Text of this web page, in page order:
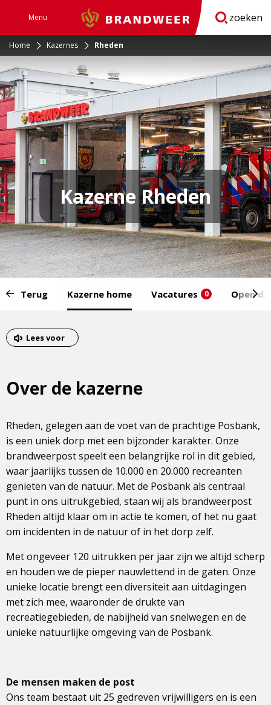
Menu Brandweer zoeken
Home Kazernes Rheden
Kazerne Rheden
van
menu:
Terug Kazerne home Vacatures 0 Open
van
het
Lees voor
Over de kazerne
Rheden, gelegen aan de voet van de prachtige Posbank,
is een uniek dorp met een bijzonder karakter. Onze
brandweerpost speelt een belangrijke rol in dit gebied,
waar jaarlijks tussen de 10.000 en 20.000 recreanten
genieten van de natuur. Met de Posbank als centraal
punt in ons uitrukgebied, staan wij als brandweerpost
Rheden altijd klaar om in actie te komen, of het nu gaat
om incidenten in de natuur of in het dorp zelf.
Met ongeveer 120 uitrukken per jaar zijn we altijd scherp
en houden we de pieper nauwlettend in de gaten. Onze
unieke locatie brengt een diversiteit aan uitdagingen
met zich mee, waaronder de drukte van
recreatiegebieden, de nabijheid van snelwegen en de
unieke natuurlijke omgeving van de Posbank.
De mensen maken de post
Ons team bestaat uit 25 gedreven vrijwilligers en is een